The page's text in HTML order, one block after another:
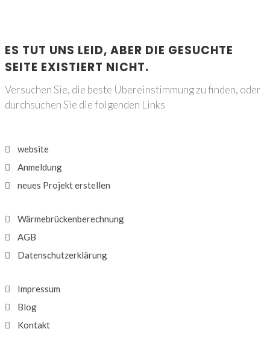
ES TUT UNS LEID, ABER DIE GESUCHTE
SEITE EXISTIERT NICHT.
Versuchen Sie, die beste Übereinstimmung zu finden, oder
durchsuchen Sie die folgenden Links
website
Anmeldung
neues Projekt erstellen
Wärmebrückenberechnung
AGB
Datenschutzerklärung
Impressum
Blog
Kontakt